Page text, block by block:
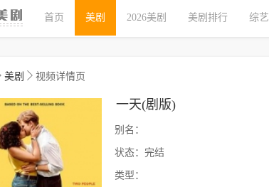
首页 美剧 2026美剧 美剧排行 综艺
美剧 视频详情页
一天(剧版)
别名：
状态： 完结
类型：